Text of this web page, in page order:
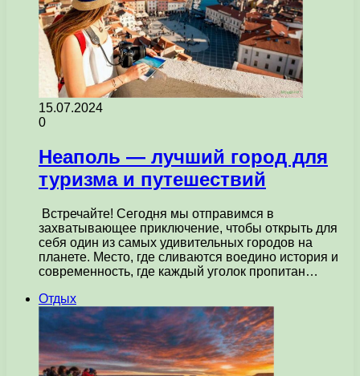
15.07.2024
0
Неаполь — лучший город для
туризма и путешествий
Встречайте! Сегодня мы отправимся в
захватывающее приключение, чтобы открыть для
себя один из самых удивительных городов на
планете. Место, где сливаются воедино история и
современность, где каждый уголок пропитан…
Отдых